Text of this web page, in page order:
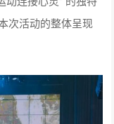
次活动的整体呈现